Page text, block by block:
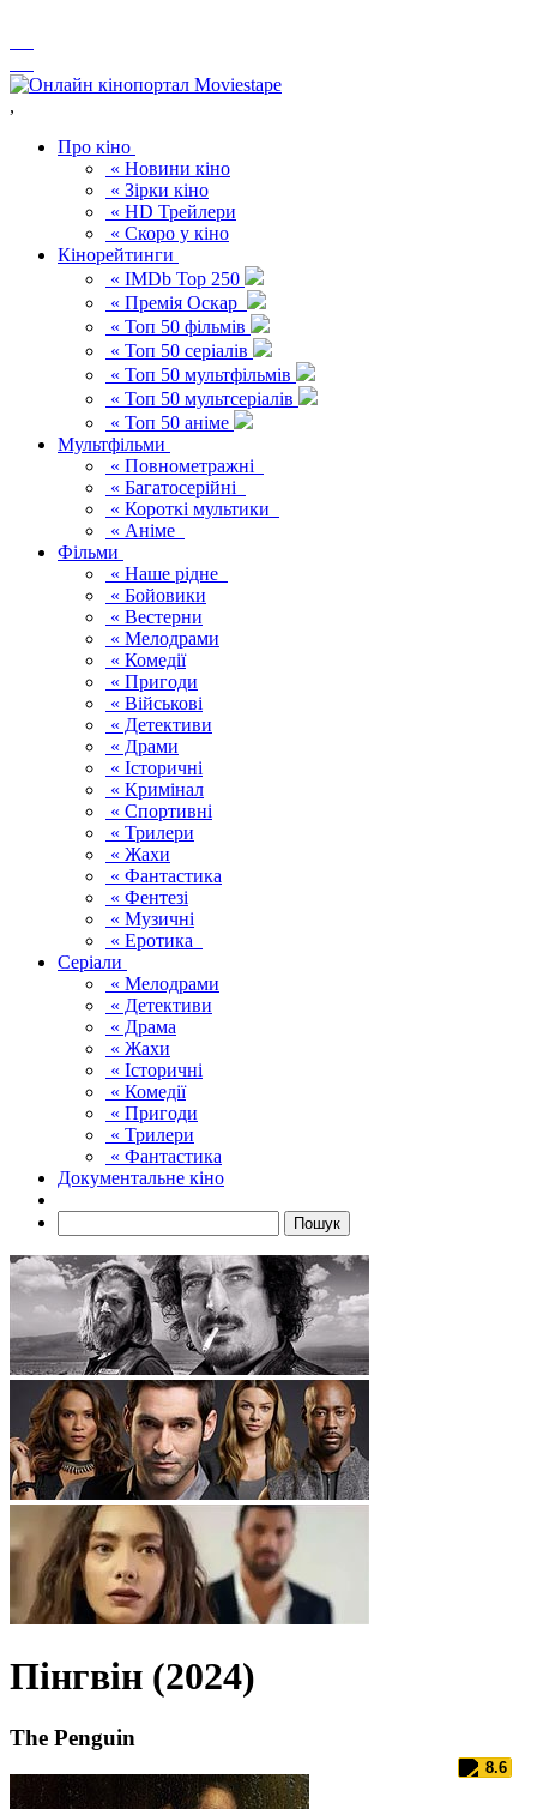
,
Про кіно
« Новини кіно
« Зірки кіно
« HD Трейлери
« Скоро у кіно
Кінорейтинги
« IMDb Top 250
« Премія Оскар
« Топ 50 фільмів
« Топ 50 серіалів
« Топ 50 мультфільмів
« Топ 50 мультсеріалів
« Топ 50 аніме
Мультфільми
« Повнометражні
« Багатосерійні
« Короткі мультики
« Аніме
Фільми
« Наше рідне
« Бойовики
« Вестерни
« Мелодрами
« Комедії
« Пригоди
« Військові
« Детективи
« Драми
« Історичні
« Кримінал
« Спортивні
« Трилери
« Жахи
« Фантастика
« Фентезі
« Музичні
« Еротика
Серіали
« Мелодрами
« Детективи
« Драма
« Жахи
« Історичні
« Комедії
« Пригоди
« Трилери
« Фантастика
Документальне кіно
Пошук
Пінгвін (2024)
The Penguin
8.6